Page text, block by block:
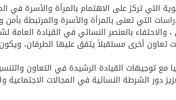
التي تركز على الاهتمام بالمرأة والأسرة في
التي تعنى بالمرأة والأسرة والمرتبطة
والاحتفاء بالعنصر النسائي في القيادة
تعاون أخرى مستقبلاً يتفق عليها الطرفان،
مع توجيهات القيادة الرشيدة في التعاون
دور الشرطة النسائية في المجالات